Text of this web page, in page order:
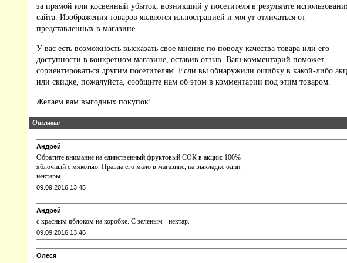
за прямой или косвенный убыток, возникший у посетителя в результате
сайта. Изображения товаров являются иллюстрацией и могут отличаться от
представленных в магазине.
У вас есть возможность высказать свое мнение по поводу качества товара или его
доступности в конкретном магазине, оставив отзыв. Ваш комментарий поможет
сориентироваться другим посетителям. Если вы обнаружили ошибку в какой-либо
или скидке, пожалуйста, сообщите нам об этом в комментарии под этим товаром.
Желаем вам выгодных покупок!
Отзывы:
Андрей
Обратите внимание на единственный фруктовый СОК в акции: 100%
яблочный с мякотью. Правда его мало в магазине, на выкладке одни
нектары.
09.09.2016 13:45
Андрей
с красным яблоком на коробке. С зеленым - нектар.
09.09.2016 13:46
Олеся